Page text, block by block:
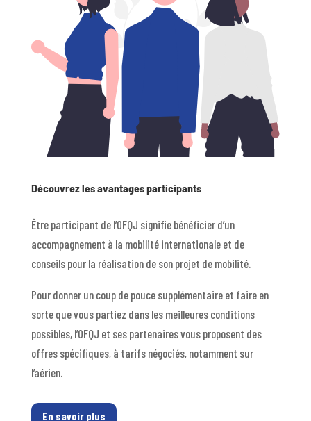
Découvrez les avantages participants
Être participant de l’OFQJ signifie bénéficier d’un
accompagnement à la mobilité internationale et de
conseils pour la réalisation de son projet de mobilité.
Pour donner un coup de pouce supplémentaire et faire en
sorte que vous partiez dans les meilleures conditions
possibles, l’OFQJ et ses partenaires vous proposent des
offres spécifiques, à tarifs négociés, notamment sur
l’aérien.
En savoir plus